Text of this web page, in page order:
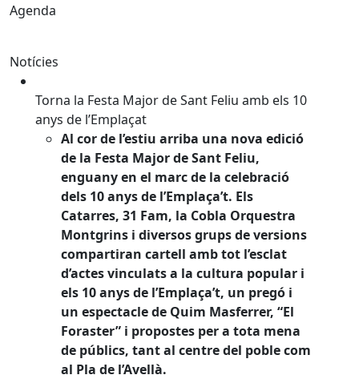
Agenda
Notícies
Torna la Festa Major de Sant Feliu amb els 10
anys de l’Emplaçat
Al cor de l’estiu arriba una nova edició
de la Festa Major de Sant Feliu,
enguany en el marc de la celebració
dels 10 anys de l’Emplaça’t. Els
Catarres, 31 Fam, la Cobla Orquestra
Montgrins i diversos grups de versions
compartiran cartell amb tot l’esclat
d’actes vinculats a la cultura popular i
els 10 anys de l’Emplaça’t, un pregó i
un espectacle de Quim Masferrer, “El
Foraster” i propostes per a tota mena
de públics, tant al centre del poble com
al Pla de l’Avellà.